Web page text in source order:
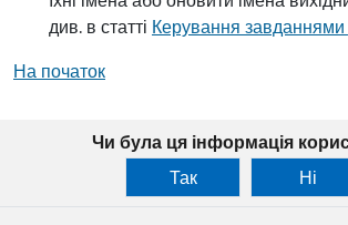
див. в статті Керування
На початок
Чи була ця інформація
Так
Ні